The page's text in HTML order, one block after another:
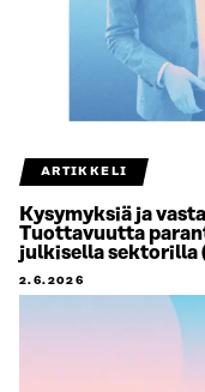
ARTIKKELI
Kysymyksiä ja
Tuottavuutta
julkisella sektorilla
2.6.2026